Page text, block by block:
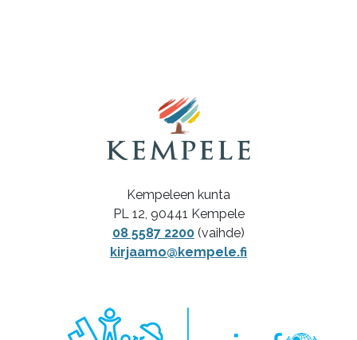
Kempeleen kunta
PL 12, 90441 Kempele
08 5587 2200 (vaihde)
kirjaamo@kempele.fi